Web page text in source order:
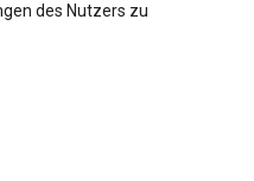
des Nutzers zu